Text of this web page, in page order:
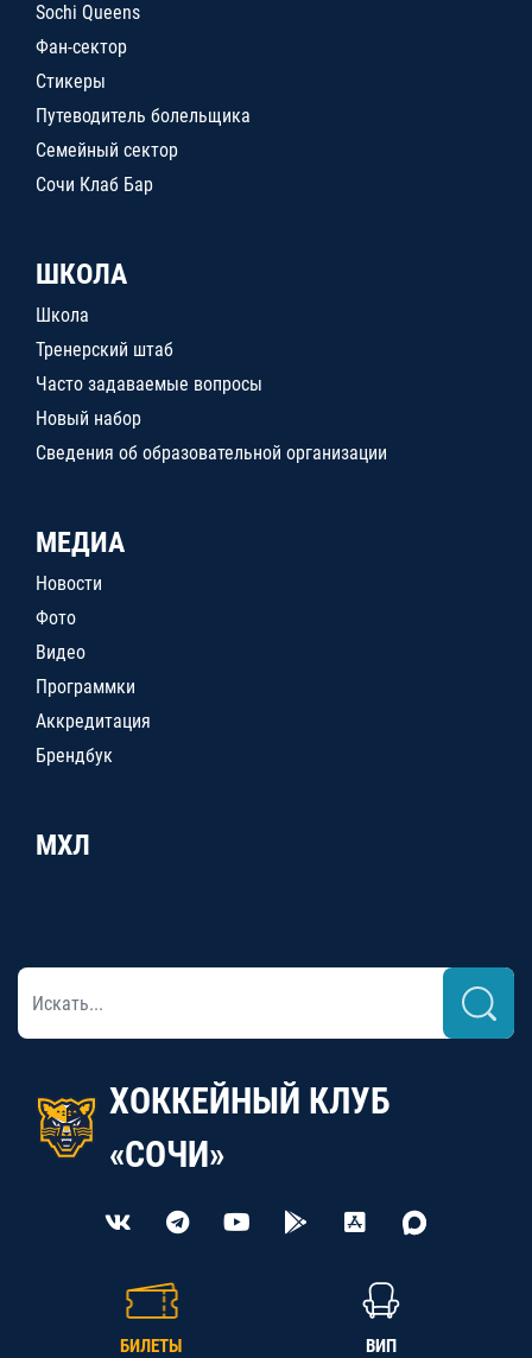
Sochi Queens
Фан-сектор
Стикеры
Путеводитель болельщика
Семейный сектор
Сочи Клаб Бар
ШКОЛА
Школа
Тренерский штаб
Часто задаваемые вопросы
Новый набор
Сведения об образовательной организации
МЕДИА
Новости
Фото
Видео
Программки
Аккредитация
Брендбук
МХЛ
ХОККЕЙНЫЙ КЛУБ
«СОЧИ»
БИЛЕТЫ ВИП